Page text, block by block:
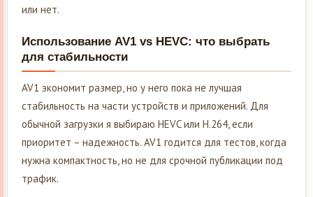
или нет.
Использование AV1 vs HEVC: что выбрать
для стабильности
AV1 экономит размер, но у него пока не лучшая
стабильность на части устройств и приложений. Для
обычной загрузки я выбираю HEVC или H.264, если
приоритет – надежность. AV1 годится для тестов, когда
нужна компактность, но не для срочной публикации под
трафик.